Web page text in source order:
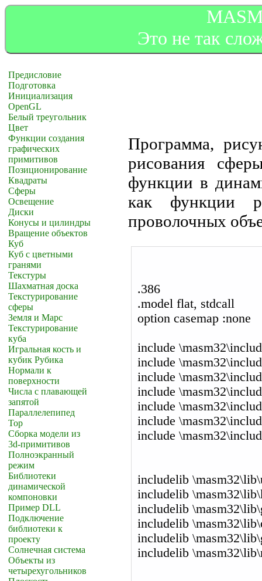
Это не так
Предисловие
Подготовка
Инициализация
OpenGL
Белый треугольник
Цвет
Функции создания
графических
примитивов
Позиционирование
Квадраты
Сферы
Освещение
Диски
Конусы и цилиндры
Вращение объектов
Куб
Куб c цветными
гранями
Текстуры
Шахматная доска
Текстурирование
сферы
Земля и Марс
Текстурирование
куба
Игральная кость и
кубик Рубика
Нормали к
поверхности
Числа с плавающей
запятой
Параллелепипед
Тор
Сборка модели из
3d-примитивов
Полноэкранный
режим
Библиотеки
динамической
компоновки
Пример DLL
Подключение
библиотеки к
проекту
Солнечная система
Объекты из
четырехугольников
Программа,
рисования
функции в
как функции
проволочных
.386
.model flat, stdcall
option casemap :none
include
include
include
include
include
include
include
includelib
includelib
includelib
includelib
includelib
includelib